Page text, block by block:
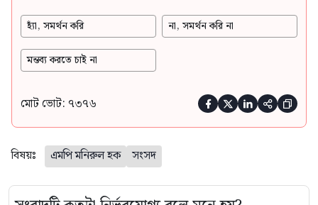
হ্যাঁ, সমর্থন করি না, সমর্থন করি না
মন্তব্য করতে চাই না
মোট ভোট: ৭৩৭৬     
বিষয়ঃ এমপি মনিরুল হক সংসদ